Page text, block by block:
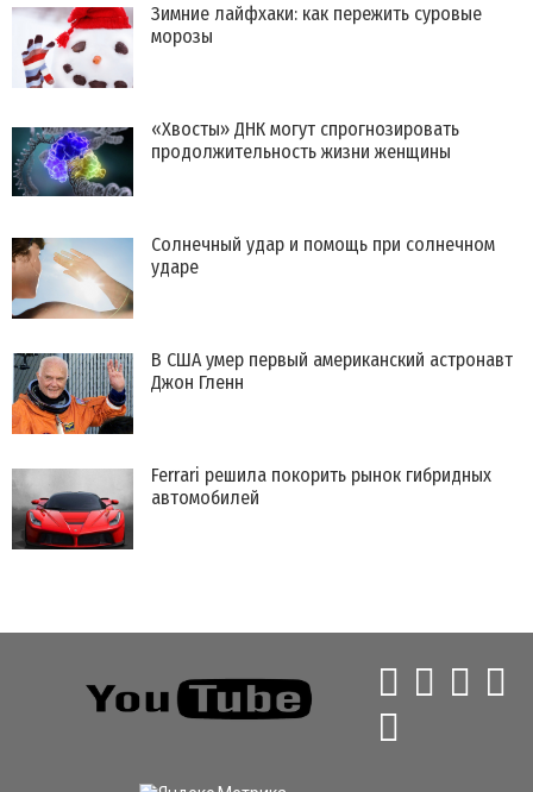
Зимние лайфхаки: как пережить суровые
морозы
«Хвосты» ДНК могут спрогнозировать
продолжительность жизни женщины
Солнечный удар и помощь при солнечном
ударе
В США умер первый американский астронавт
Джон Гленн
Ferrari решила покорить рынок гибридных
автомобилей